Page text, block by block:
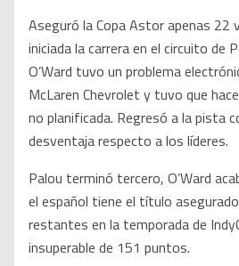
Aseguró la Copa Astor apenas 22
iniciada la carrera en el circuito de
O’Ward tuvo un problema
McLaren Chevrolet y tuvo que
no planificada. Regresó a la pista
desventaja respecto a los líderes.
Palou terminó tercero, O’Ward
el español tiene el título
restantes en la temporada de
insuperable de 151 puntos.